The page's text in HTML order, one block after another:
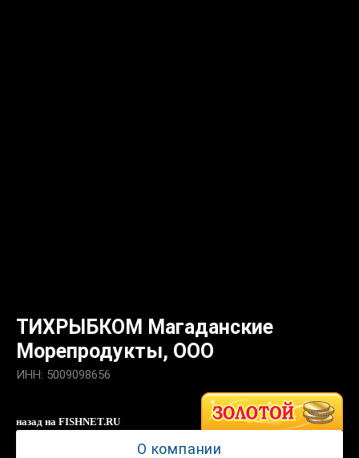
ТИХРЫБКОМ Магаданские
Морепродукты, ООО
ИНН: 5009098656
назад на FISHNET.RU
О компании